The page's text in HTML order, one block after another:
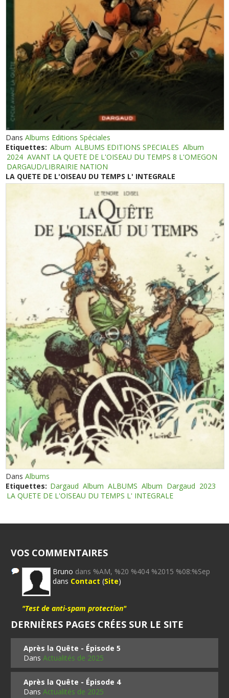
DansAlbums Editions Spéciales
Etiquettes: Album ALBUMS EDITIONS SPECIALES Album
2024 AVANT LA QUETE DE L'OISEAU DU TEMPS 8 L'OMEGON
DARGAUD/LIBRAIRIE NATION
LA QUETE DE L'OISEAU DU TEMPS L' INTEGRALE
DansAlbums
Etiquettes: Dargaud Album ALBUMS Album Dargaud 2023
LA QUETE DE L'OISEAU DU TEMPS L' INTEGRALE
VOS COMMENTAIRES
Bruno dans %AM, %20 %404 %2015 %08:%Sep
dans Contact (Site)
"Test de anti-spam protection"
DERNIÈRES PAGES CRÉES SUR LE SITE
Après la Quête - Épisode 5
DansActualités de 2025
Après la Quête - Épisode 4
DansActualités de 2025